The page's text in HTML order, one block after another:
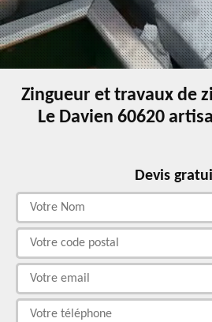
Zingueur et travaux de
Le Davien 60620
Devis